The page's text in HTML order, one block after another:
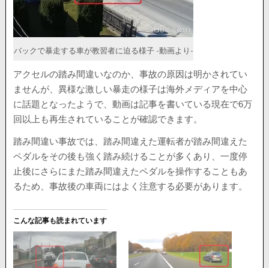
バックで暴走する車が教習者に迫る様子 -動画より-
アクセルの踏み間違いなのか、事故の原因は明かされてい
ませんが、異様な激しい暴走の様子は海外メディアを中心
に話題となったようで、動画は記事を書いている現在で6万
回以上も再生されていることが確認できます。
踏み間違い事故では、踏み間違えた運転者が踏み間違えた
ペダルをその後も強く踏み続けることが多くあり、一度停
止後にさらにまた踏み間違えたペダルを操作することもあ
るため、事故後の車両にはよく注意する必要があります。
こんな記事も読まれています